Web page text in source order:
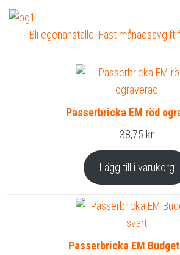
Bli egenanställd. Fast månadsavgift
Passerbricka EM röd
38,75 kr
Lägg till i varukorg
Passerbricka EM